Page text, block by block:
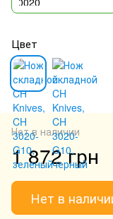
Цвет
Нет в наличии
1 872 грн
Нет в